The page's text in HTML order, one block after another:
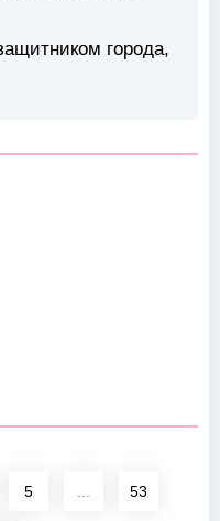
города,
5 ... 53